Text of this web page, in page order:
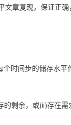
章复现，保证正确
时间步的储存水
剩余，或(ii)存在